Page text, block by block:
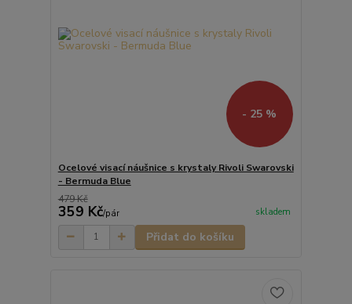
- 25 %
Ocelové visací náušnice s krystaly Rivoli Swarovski
- Bermuda Blue
479 Kč
359 Kč/pár skladem
Přidat do košíku